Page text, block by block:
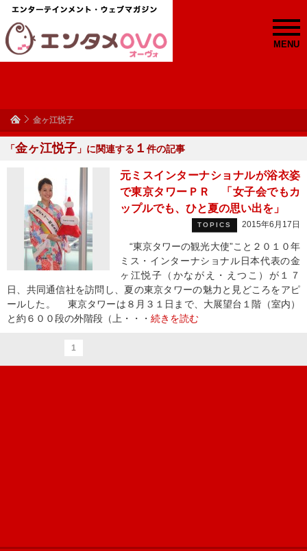
MENU
金ヶ江悦子
「金ヶ江悦子 」に関連する １ 件の記事
元ミスインターナショナルが浴衣姿
で東京タワーＰＲ 「女子会でもカ
ップルでも、ひと夏の思い出を」
TOPICS 2015年6月17日
“東京タワーの観光大使”こと２０１０年
ミス・インターナショナル日本代表の金
ヶ江悦子（かながえ・えつこ）が１７
日、共同通信社を訪問し、夏の東京タワーの魅力と見どころをアピ
ールした。 東京タワーは８月３１日まで、大展望台１階（室内）
と約６００段の外階段（上・・・ 続きを読む
1